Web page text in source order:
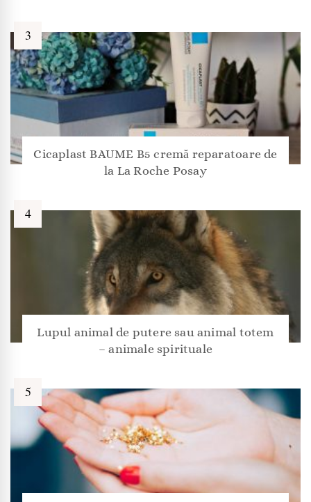
Cicaplast BAUME B5 cremă reparatoare de
la La Roche Posay
Lupul animal de putere sau animal totem
– animale spirituale